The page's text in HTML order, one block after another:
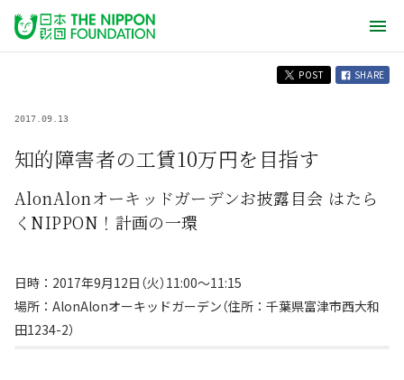
POST SHARE
2017.09.13
知的障害者の工賃10万円を目指す
AlonAlonオーキッドガーデンお披露目会 はたら
くNIPPON！計画の一環
日時：2017年9月12日（火）11:00～11:15
場所：AlonAlonオーキッドガーデン（住所：千葉県富津市西大和
田1234-2）